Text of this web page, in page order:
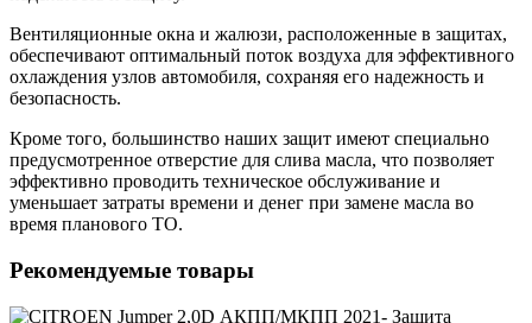
Вентиляционные окна и жалюзи, расположенные в защитах,
обеспечивают оптимальный поток воздуха для эффективного
охлаждения узлов автомобиля, сохраняя его надежность и
безопасность.
Кроме того, большинство наших защит имеют специально
предусмотренное отверстие для слива масла, что позволяет
эффективно проводить техническое обслуживание и
уменьшает затраты времени и денег при замене масла во
время планового ТО.
Рекомендуемые товары